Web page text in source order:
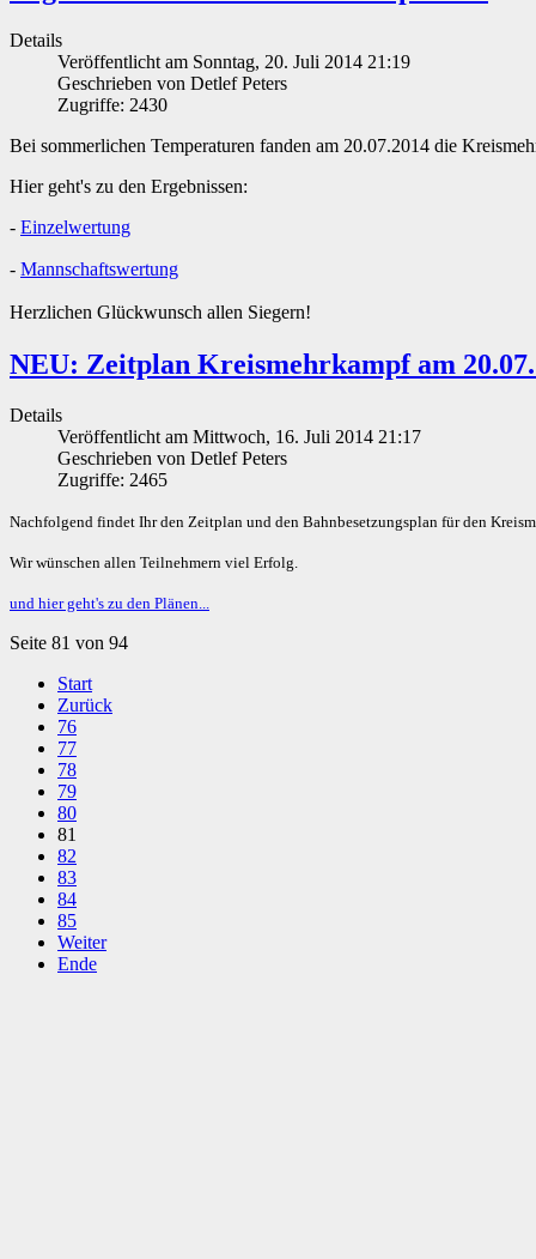
Details
Veröffentlicht am Sonntag, 20. Juli 2014 21:19
Geschrieben von Detlef Peters
Zugriffe: 2430
Bei sommerlichen Temperaturen fanden am 20.07.2014 die
Hier geht's zu den Ergebnissen:
- Einzelwertung
- Mannschaftswertung
Herzlichen Glückwunsch allen Siegern!
NEU: Zeitplan Kreismehrkampf am
Details
Veröffentlicht am Mittwoch, 16. Juli 2014 21:17
Geschrieben von Detlef Peters
Zugriffe: 2465
Nachfolgend findet Ihr den Zeitplan und den Bahnbesetzungsplan für den
Wir wünschen allen Teilnehmern viel Erfolg.
und hier geht's zu den Plänen...
Seite 81 von 94
Start
Zurück
76
77
78
79
80
81
82
83
84
85
Weiter
Ende